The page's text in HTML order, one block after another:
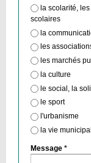
la scolarité,
scolaires
la
les
les marchés
la culture
le social, la
le sport
l'urbanisme
la vie
Message*